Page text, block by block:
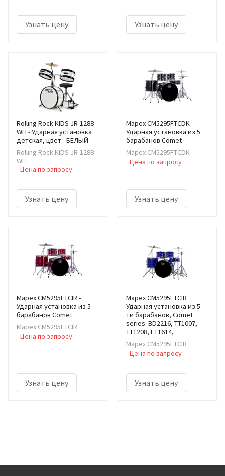
Узнать цену Узнать цену
Rolling Rock KIDS JR-1288
WH - Ударная установка
детская, цвет - БЕЛЫЙ
Rolling Rock KIDS JR-1288
WH
Цена по запросу
Узнать цену
Mapex CM5295FTCDK -
Ударная установка из 5
барабанов Comet
Mapex CM5295FTCDK
Цена по запросу
Узнать цену
Mapex CM5295FTCIR -
Ударная установка из 5
барабанов Comet
Mapex CM5295FTCIR
Цена по запросу
Узнать цену
Mapex CM5295FTCIB
Ударная установка из 5-
ти барабанов, Comet
series: BD2216, TT1007,
TT1208, FT1614,
Mapex CM5295FTCIB
Цена по запросу
Узнать цену